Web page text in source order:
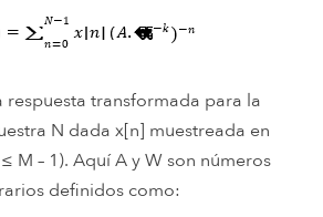
respuesta transformada para la
N dada x[n] muestreada en
M – 1). Aquí A y W son números
definidos como: